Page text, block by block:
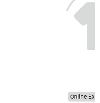
Online